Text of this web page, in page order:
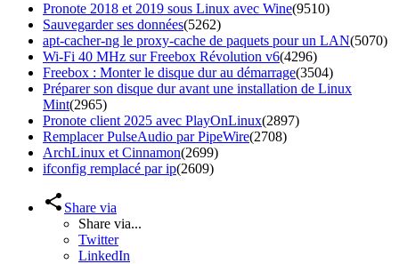
Pronote 2018 et 2019 sous Linux avec Wine(9510)
Sauvegarder ses données(5262)
apt-cacher-ng le proxy-cache de paquets pour un LAN(5070)
Wi-Fi 40 MHz sur Freebox Révolution v6(4296)
Freebox : Monter le disque dur au démarrage(3504)
Préparer son disque dur avant une installation de Linux
Mint(2965)
Pronote client 2025 avec PlayOnLinux(2897)
Remplacer PulseAudio par PipeWire(2708)
ArchLinux et Cinnamon(2699)
ifconfig remplacé par ip(2609)
Share via
Share via...
Twitter
LinkedIn